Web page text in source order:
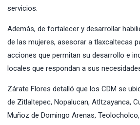
servicios.
Además, de fortalecer y desarrollar
de las mujeres, asesorar a tlaxcaltecas
acciones que permitan su desarrollo e
locales que respondan a sus
Zárate Flores detalló que los CDM se
de Zitlaltepec, Nopalucan, Atltzayanca,
Muñoz de Domingo Arenas,